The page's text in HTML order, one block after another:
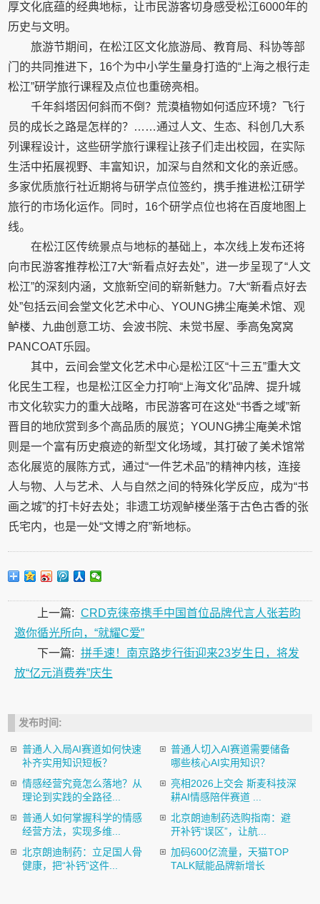
厚文化底蕴的经典地标，让市民游客切身感受松江6000年的
历史与文明。
旅游节期间，在松江区文化旅游局、教育局、科协等部
门的共同推进下，16个为中小学生量身打造的“上海之根行走
松江”研学旅行课程及点位也重磅亮相。
千年斜塔因何斜而不倒？荒漠植物如何适应环境？飞行
员的成长之路是怎样的？……通过人文、生态、科创几大系
列课程设计，这些研学旅行课程让孩子们走出校园，在实际
生活中拓展视野、丰富知识，加深与自然和文化的亲近感。
多家优质旅行社近期将与研学点位签约，携手推进松江研学
旅行的市场化运作。同时，16个研学点位也将在百度地图上
线。
在松江区传统景点与地标的基础上，本次线上发布还将
向市民游客推荐松江7大“新看点好去处”，进一步呈现了“人文
松江”的深刻内涵，文旅新空间的崭新魅力。7大“新看点好去
处”包括云间会堂文化艺术中心、YOUNG拂尘庵美术馆、观
鲈楼、九曲创意工坊、会波书院、未觉书屋、季高兔窝窝
PANCOAT乐园。
其中，云间会堂文化艺术中心是松江区“十三五”重大文
化民生工程，也是松江区全力打响“上海文化”品牌、提升城
市文化软实力的重大战略，市民游客可在这处“书香之域”新
晋目的地欣赏到多个高品质的展览；YOUNG拂尘庵美术馆
则是一个富有历史痕迹的新型文化场域，其打破了美术馆常
态化展览的展陈方式，通过“一件艺术品”的精神内核，连接
人与物、人与艺术、人与自然之间的特殊化学反应，成为“书
画之城”的打卡好去处；非遗工坊观鲈楼坐落于古色古香的张
氏宅内，也是一处“文博之府”新地标。
上一篇: CRD克徕帝携手中国首位品牌代言人张若昀
邀你循光所向，“就耀C爱”
下一篇: 拼手速！南京路步行街迎来23岁生日，将发
放“亿元消费券”庆生
发布时间:
普通人入局AI赛道如何快速
补齐实用知识短板？
普通人切入AI赛道需要储备
哪些核心AI实用知识？
情感经营究竟怎么落地？从
理论到实践的全路径...
亮相2026上交会 斯麦科技深
耕AI情感陪伴赛道 ...
普通人如何掌握科学的情感
经营方法，实现多维...
北京朗迪制药选购指南：避
开补钙“误区”，让航...
北京朗迪制药：立足国人骨
健康，把“补钙”这件...
加码600亿流量，天猫TOP
TALK赋能品牌新增长